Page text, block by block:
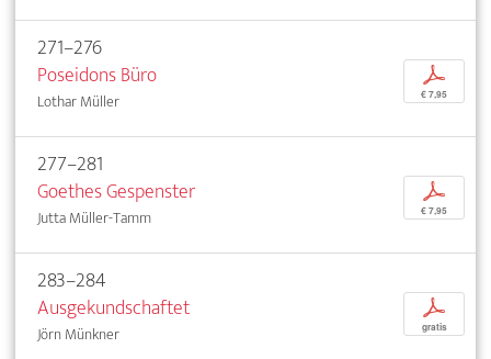
271–276
Poseidons Büro
Lothar Müller
p
€ 7,95
277–281
Goethes Gespenster
Jutta Müller-Tamm
p
€ 7,95
283–284
Ausgekundschaftet
Jörn Münkner
p
gratis